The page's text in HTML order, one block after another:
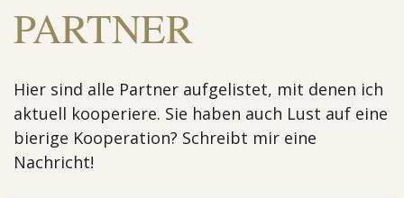
PARTNER
Hier sind alle Partner aufgelistet, mit denen ich
aktuell kooperiere. Sie haben auch Lust auf eine
bierige Kooperation? Schreibt mir eine
Nachricht!